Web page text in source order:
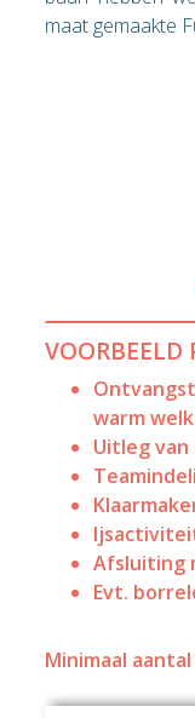
maat gemaakte
VOORBEELD
warm
Uitleg van
Afsluiting
Evt.
Minimaal